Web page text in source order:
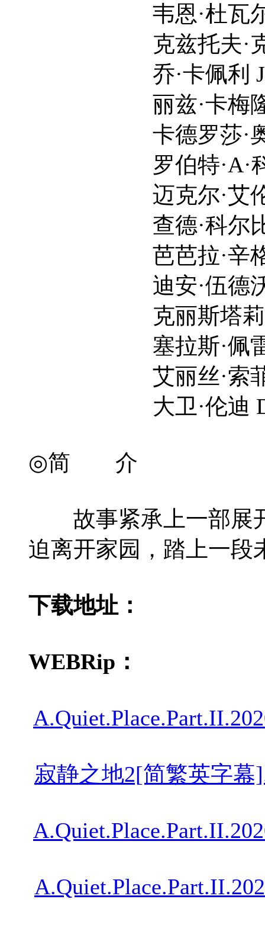
韦恩·杜瓦尔
克兹托夫·克里斯
乔·卡佩利 Joe
丽兹·卡梅隆
卡德罗莎·奥娜·
罗伯特·A·科尔迪
迈克尔·艾伦·科
查德·科尔比
芭芭拉·辛格
迪安·伍德沃德
克丽斯塔莉丝·
塞拉斯·佩雷拉-
艾丽丝·索菲·马
大卫·伦迪
◎简 介
故事紧承上一部展开
迫离开家园，踏上一段
下载地址：
WEBRip：
寂静之地2[简繁英字幕